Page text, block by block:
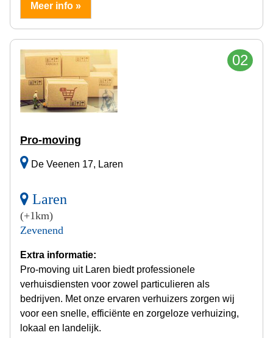
Meer info »
02
Pro-moving
De Veenen 17, Laren
Laren
(+1km)
Zevenend
Extra informatie:
Pro-moving uit Laren biedt professionele
verhuisdiensten voor zowel particulieren als
bedrijven. Met onze ervaren verhuizers zorgen wij
voor een snelle, efficiënte en zorgeloze verhuizing,
lokaal en landelijk.